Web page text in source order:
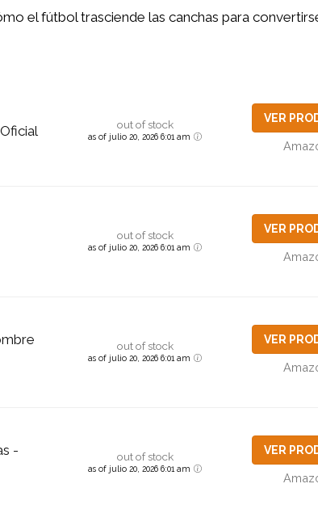
el fútbol trasciende las canchas para
out of stock
as of julio 20, 2026 6:01 am
VER
out of stock
as of julio 20, 2026 6:01 am
VER
out of stock
as of julio 20, 2026 6:01 am
VER
-
out of stock
as of julio 20, 2026 6:01 am
VER